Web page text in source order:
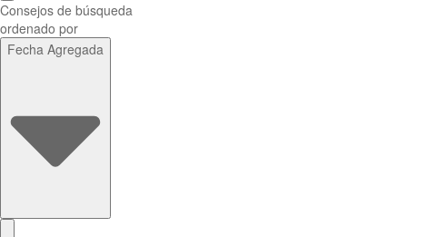
Consejos de búsqueda
ordenado por
Fecha Agregada